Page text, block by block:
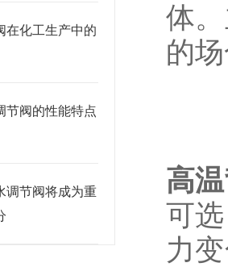
在化工生产中的
节阀的性能特点
调节阀将成为重
体
的
高
可
力